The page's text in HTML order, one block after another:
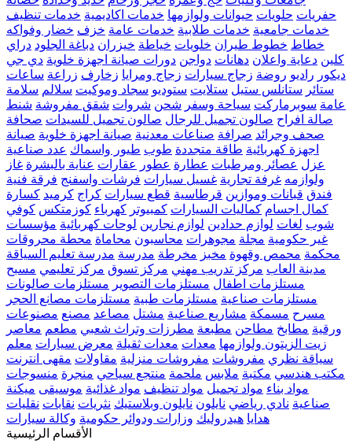
حفريات حلويات حيوانات ولوازمها خدمات اكاديمية خدمات تنظيف
خدمات جامعية خدمات طلابية خدمات عامة خزف خضار وفواكه
خطاط خطوط طيران خلويات خياطة خيزران دباغة الجلود دراي
كلين دعاية واعلان دهانات دواجن دورات صيانة اجهزة خلوية دي جي
ديكور راديو روضة زجاج سيارات زجاج ومرايا زخارف زراعة ساعات
ستائر ستانلس ستيل ستلايت ستوديو سجاد وموكيت سلالم سلامة
عامة سوبرماركت سياحة وسفر شحن شروات شقق مفروشة شنط
صالة افراح صالون تجميل للرجال صالون تجميل للسيدات صحافة
صحف وجرائد صرافة صناعات معدنية صيانة اجهزة خلوية صيانة
اجهزة كهربائية طاقة متجددة طوب طيور واسماك عدد صناعية
عزل عصائر ومرطبات عطارة عطور عقارات عناية بالبشرة غاز
ولوازمه غرفة تجارية غسيل سيارات فرشات واسفنج فرقة فنية
فندق قبانات وموازين قرطاسية قطع سيارات كراج كرميد كسارة
كمال اجسام كماليات السيارات كمبيوتر كهرباء كوزمتكس كوفي
شوب لغات لوازم حدادين لوازم نجارين لوحات كهربائية مؤسسات
غير حكومية مجلة مجوهرات محاسبون محاماة محطة محروقات
محكمة محمص وقهوة مخبز مخرطة مدرسة مدرسة تعليم السياقة
مدينة العاب مركز تدريب مهني مركز تسوق مركز تعليمي مسبح
مستلزمات اطفال مستلزمات التصوير مستلزمات صالونات
مستلزمات صناعية مستلزمات طبية مستلزمات مصانع الحجر
مسرح مسمكة مشاريع صناعية مشتل مصاعد مصنع مصنوعات
ورقية مطابخ مطاحن مطبعة مطرزات وتراث شعبي مطعم معاصر
زيت الزيتون ولوازمها معدات معدات ثقيلة معرض سيارات معلم
سياقة نظري مفروشات مفروشات منزلية مقاولات مقهى انترنت
مكتب هندسي مكتبة ملابس ملحمة منتجع سياحي منجرة منسوجات
مواد بناء مواد تجميل مواد تنظيف مواد غذائية موسيقى ميكنة
صناعية نادي رياضي نايلون نايلون وبلاستيك نثريات نقابات نقليات
هدايا هيدروليك وزارات ودوائر حكومية وكالة سيارات
الأقسام الرئيسية